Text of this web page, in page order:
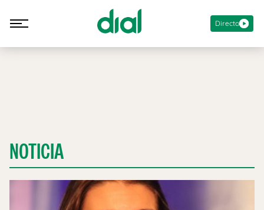
Directo
NOTICIA